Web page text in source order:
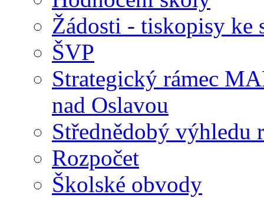
Žádosti - tiskopisy ke
ŠVP
Strategický rámec
nad Oslavou
Střednědobý výhledu
Rozpočet
Školské obvody